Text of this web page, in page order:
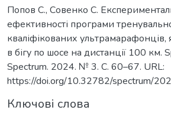
Попов С., Совенко С.
ефективності програми
кваліфікованих ультрамарафонців,
в бігу по шосе на дистанції 100 км.
Spectrum. 2024. № 3. С. 60–67. URL:
https://doi.org/10.32782/spectrum/
Ключові слова